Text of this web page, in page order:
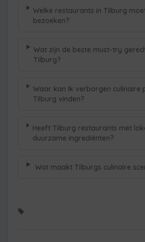
Welke restaurants in Tilburg
bezoeken?
Wat zijn de beste must-try
Tilburg?
Waar kan ik verborgen culinaire
Tilburg vinden?
Heeft Tilburg restaurants met
duurzame ingrediënten?
Wat maakt Tilburgs culinaire